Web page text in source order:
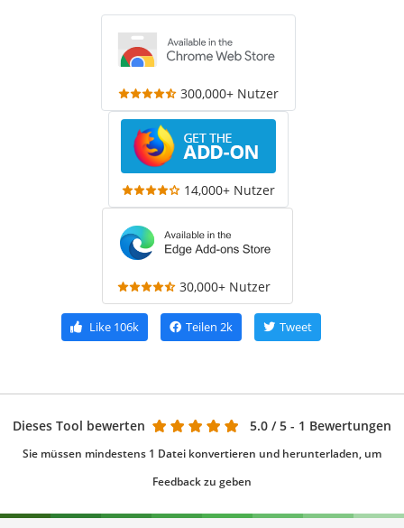
300,000+ Nutzer
14,000+ Nutzer
30,000+ Nutzer
Like 106k Teilen 2k Tweet
Dieses Tool bewerten 5.0 / 5 - 1 Bewertungen
Sie müssen mindestens 1 Datei konvertieren und herunterladen, um
Feedback zu geben